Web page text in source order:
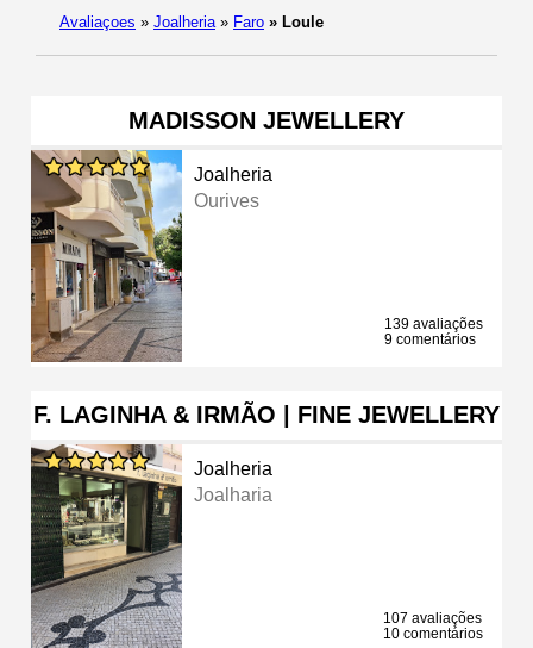
Avaliaçoes » Joalheria » Faro » Loule
MADISSON JEWELLERY
Joalheria
Ourives
139 avaliações
9 comentários
F. LAGINHA & IRMÃO | FINE JEWELLERY
Joalheria
Joalharia
107 avaliações
10 comentários